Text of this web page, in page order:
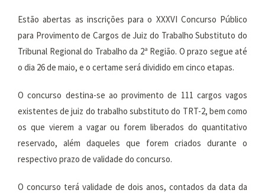
Estão abertas as inscrições para o XXXVI Concurso Público
para Provimento de Cargos de Juiz do Trabalho Substituto do
Tribunal Regional do Trabalho da 2ª Região. O prazo segue até
o dia 26 de maio, e o certame será dividido em cinco etapas.
O concurso destina-se ao provimento de 111 cargos vagos
existentes de juiz do trabalho substituto do TRT-2, bem como
os que vierem a vagar ou forem liberados do quantitativo
reservado, além daqueles que forem criados durante o
respectivo prazo de validade do concurso.
O concurso terá validade de dois anos, contados da data da